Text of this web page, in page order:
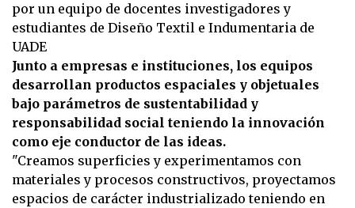
por un equipo de docentes investigadores y
estudiantes de Diseño Textil e Indumentaria de
UADE
Junto a empresas e instituciones, los equipos
desarrollan productos espaciales y objetuales
bajo parámetros de sustentabilidad y
responsabilidad social teniendo la innovación
como eje conductor de las ideas.
"Creamos superficies y experimentamos con
materiales y procesos constructivos, proyectamos
espacios de carácter industrializado teniendo en